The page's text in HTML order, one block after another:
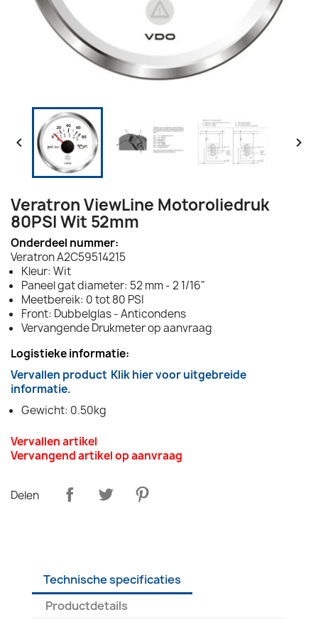
 
Veratron ViewLine Motoroliedruk
80PSI Wit 52mm
Onderdeel nummer:
Veratron A2C59514215
Kleur: Wit
Paneel gat diameter: 52 mm - 2 1/16"
Meetbereik: 0 tot 80 PSI
Front: Dubbelglas - Anticondens
Vervangende Drukmeter op aanvraag
Logistieke informatie:
Vervallen product Klik hier voor uitgebreide
informatie.
Gewicht: 0.50kg
Vervallen artikel
Vervangend artikel op aanvraag
Delen
Technische specificaties
Productdetails